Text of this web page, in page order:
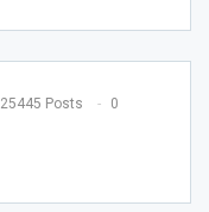
25445 Posts 0